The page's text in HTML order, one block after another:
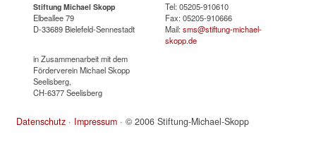
Stiftung Michael Skopp
Elbeallee 79
D-33689 Bielefeld-Sennestadt
Tel: 05205-910610
Fax: 05205-910666
Mail: sms@stiftung-michael-
skopp.de
in Zusammenarbeit mit dem
Förderverein Michael Skopp
Seelisberg,
CH-6377 Seelisberg
Datenschutz· Impressum· © 2006 Stiftung-Michael-Skopp